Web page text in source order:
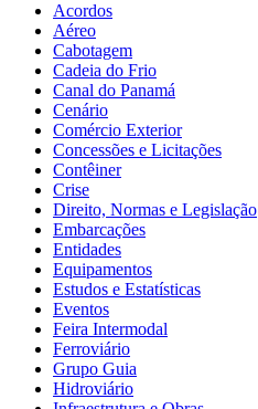
Acordos
Aéreo
Cabotagem
Cadeia do Frio
Canal do Panamá
Cenário
Comércio Exterior
Concessões e Licitações
Contêiner
Crise
Direito, Normas e Legislação
Embarcações
Entidades
Equipamentos
Estudos e Estatísticas
Eventos
Feira Intermodal
Ferroviário
Grupo Guia
Hidroviário